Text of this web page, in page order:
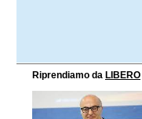
Riprendiamo da LIBERO